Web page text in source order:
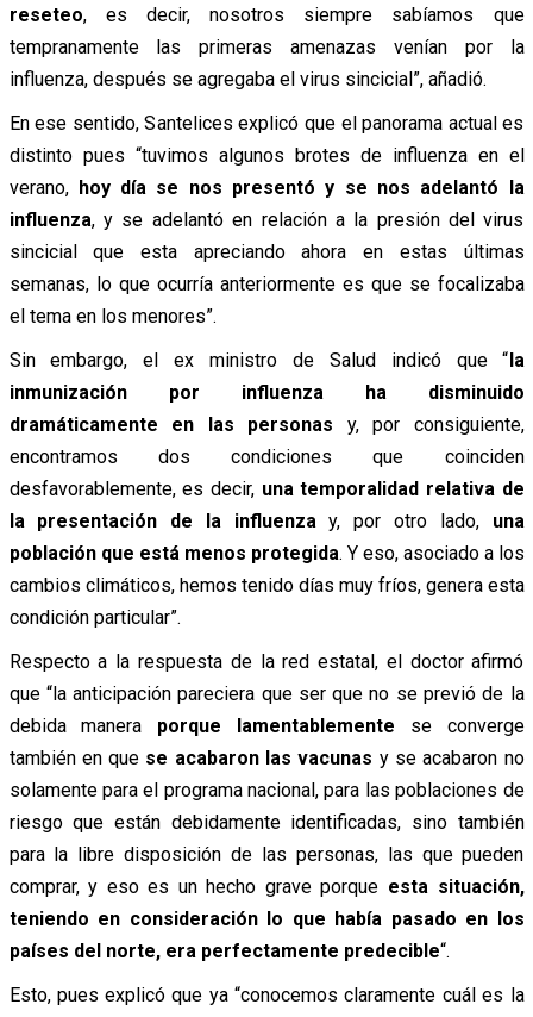
reseteo, es decir, nosotros siempre sabíamos que
tempranamente las primeras amenazas venían por la
influenza, después se agregaba el virus sincicial”, añadió.
En ese sentido, Santelices explicó que el panorama actual es
distinto pues “tuvimos algunos brotes de influenza en el
verano, hoy día se nos presentó y se nos adelantó la
influenza, y se adelantó en relación a la presión del virus
sincicial que esta apreciando ahora en estas últimas
semanas, lo que ocurría anteriormente es que se focalizaba
el tema en los menores”.
Sin embargo, el ex ministro de Salud indicó que “la
inmunización por influenza ha disminuido
dramáticamente en las personas y, por consiguiente,
encontramos dos condiciones que coinciden
desfavorablemente, es decir, una temporalidad relativa de
la presentación de la influenza y, por otro lado, una
población que está menos protegida. Y eso, asociado a los
cambios climáticos, hemos tenido días muy fríos, genera esta
condición particular”.
Respecto a la respuesta de la red estatal, el doctor afirmó
que “la anticipación pareciera que ser que no se previó de la
debida manera porque lamentablemente se converge
también en que se acabaron las vacunas y se acabaron no
solamente para el programa nacional, para las poblaciones de
riesgo que están debidamente identificadas, sino también
para la libre disposición de las personas, las que pueden
comprar, y eso es un hecho grave porque esta situación,
teniendo en consideración lo que había pasado en los
países del norte, era perfectamente predecible“.
Esto, pues explicó que ya “conocemos claramente cuál es la